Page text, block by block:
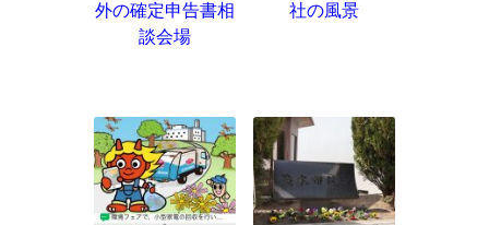
外の確定申告書相
談会場
社の風景